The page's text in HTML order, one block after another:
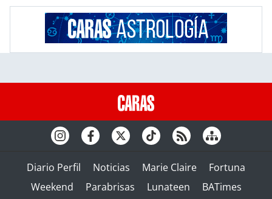
Diario Perfil Noticias Marie Claire
Fortuna
Weekend
Parabrisas Lunateen BATimes